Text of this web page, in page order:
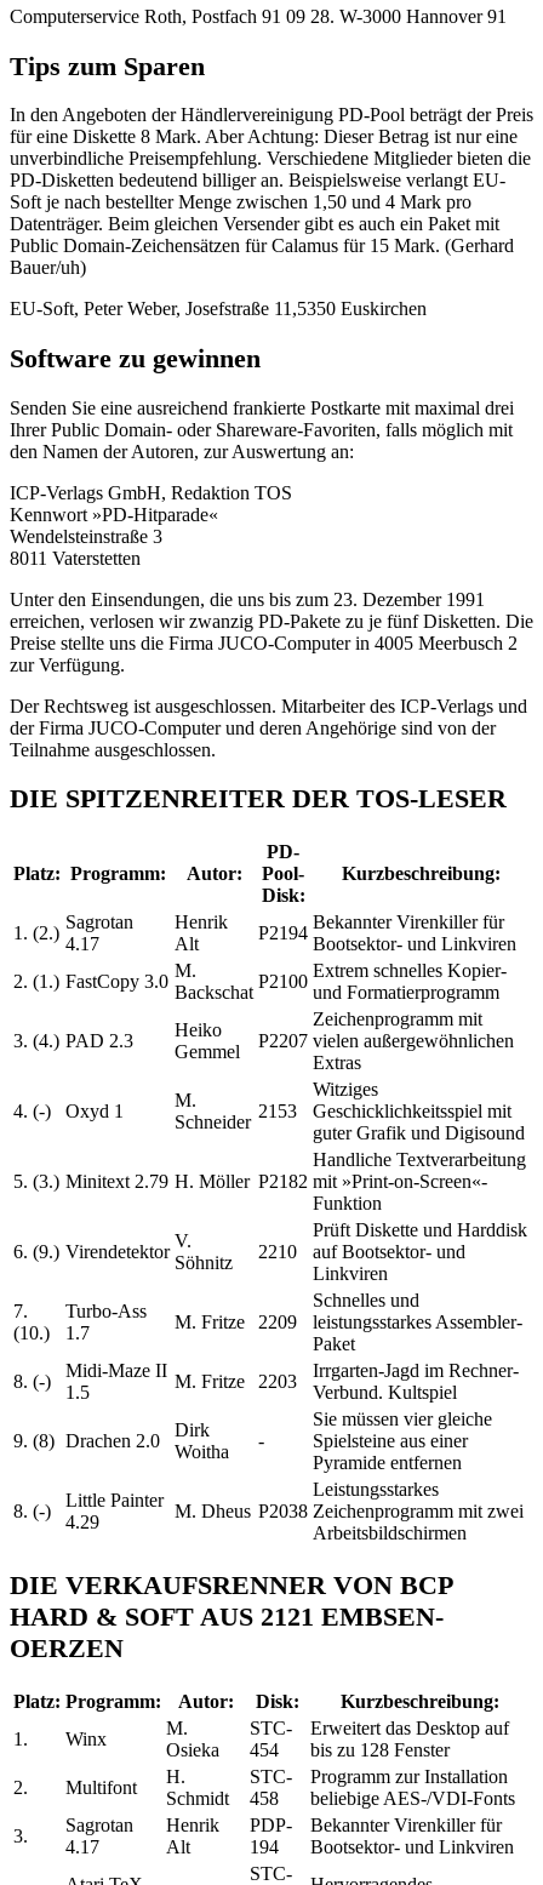
Computerservice Roth, Postfach 91 09 28. W-3000 Hannover 91
Tips zum Sparen
In den Angeboten der Händlervereinigung PD-Pool beträgt der Preis
für eine Diskette 8 Mark. Aber Achtung: Dieser Betrag ist nur eine
unverbindliche Preisempfehlung. Verschiedene Mitglieder bieten die
PD-Disketten bedeutend billiger an. Beispielsweise verlangt EU-
Soft je nach bestellter Menge zwischen 1,50 und 4 Mark pro
Datenträger. Beim gleichen Versender gibt es auch ein Paket mit
Public Domain-Zeichensätzen für Calamus für 15 Mark. (Gerhard
Bauer/uh)
EU-Soft, Peter Weber, Josefstraße 11,5350 Euskirchen
Software zu gewinnen
Senden Sie eine ausreichend frankierte Postkarte mit maximal drei
Ihrer Public Domain- oder Shareware-Favoriten, falls möglich mit
den Namen der Autoren, zur Auswertung an:
ICP-Verlags GmbH, Redaktion TOS
Kennwort »PD-Hitparade«
Wendelsteinstraße 3
8011 Vaterstetten
Unter den Einsendungen, die uns bis zum 23. Dezember 1991
erreichen, verlosen wir zwanzig PD-Pakete zu je fünf Disketten. Die
Preise stellte uns die Firma JUCO-Computer in 4005 Meerbusch 2
zur Verfügung.
Der Rechtsweg ist ausgeschlossen. Mitarbeiter des ICP-Verlags und
der Firma JUCO-Computer und deren Angehörige sind von der
Teilnahme ausgeschlossen.
DIE SPITZENREITER DER TOS-LESER
Platz: Programm: Autor:
PD-
Pool-
Disk:
Kurzbeschreibung:
1. (2.)
Sagrotan
4.17
Henrik
Alt
P2194
Bekannter Virenkiller für
Bootsektor- und Linkviren
2. (1.) FastCopy 3.0
M.
Backschat
P2100
Extrem schnelles Kopier-
und Formatierprogramm
3. (4.) PAD 2.3
Heiko
Gemmel
P2207
Zeichenprogramm mit
vielen außergewöhnlichen
Extras
4. (-) Oxyd 1
M.
Schneider
2153
Witziges
Geschicklichkeitsspiel mit
guter Grafik und Digisound
5. (3.) Minitext 2.79 H. Möller P2182
Handliche Textverarbeitung
mit »Print-on-Screen«-
Funktion
6. (9.) Virendetektor
V.
Söhnitz
2210
Prüft Diskette und Harddisk
auf Bootsektor- und
Linkviren
7.
(10.)
Turbo-Ass
1.7
M. Fritze 2209
Schnelles und
leistungsstarkes Assembler-
Paket
8. (-)
Midi-Maze II
1.5
M. Fritze 2203
Irrgarten-Jagd im Rechner-
Verbund. Kultspiel
9. (8) Drachen 2.0
Dirk
Woitha
-
Sie müssen vier gleiche
Spielsteine aus einer
Pyramide entfernen
8. (-)
Little Painter
4.29
M. Dheus P2038
Leistungsstarkes
Zeichenprogramm mit zwei
Arbeitsbildschirmen
DIE VERKAUFSRENNER VON BCP
HARD & SOFT AUS 2121 EMBSEN-
OERZEN
Platz: Programm: Autor: Disk:
Kurzbeschreibung:
1.
Winx
M.
Osieka
STC-
454
Erweitert das Desktop auf
bis zu 128 Fenster
2.
Multifont
H.
Schmidt
STC-
458
Programm zur Installation
beliebige AES-/VDI-Fonts
3.
Sagrotan
4.17
Henrik
Alt
PDP-
194
Bekannter Virenkiller für
Bootsektor- und Linkviren
STC-